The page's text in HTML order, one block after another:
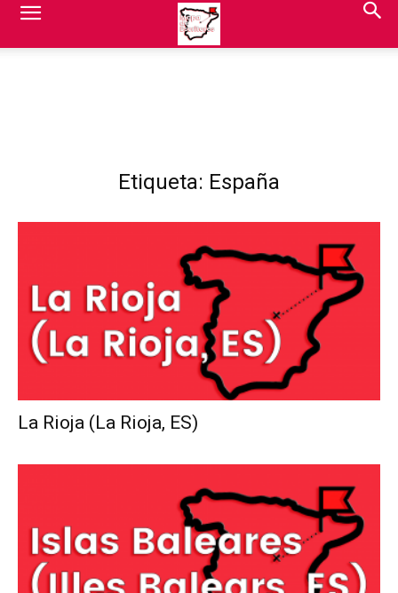
Etiqueta: España
La Rioja (La Rioja, ES)